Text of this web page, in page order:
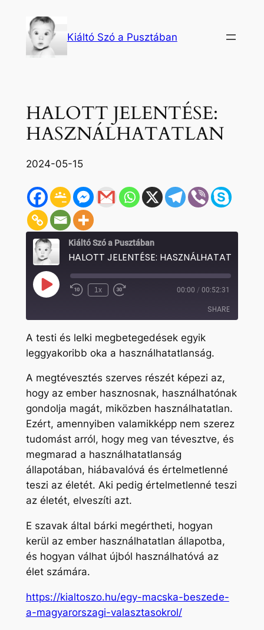
tartalomhoz
Kiáltó Szó a Pusztában
HALOTT JELENTÉSE:
HASZNÁLHATATLAN
2024-05-15
Kiáltó Szó a Pusztában
HALOTT JELENTÉSE: HASZNÁLHATATLAN
Play
Episode Rewind
1x
Fast
seconds
00:00 / 00:52:31
SHARE
SHARE
EMBED
A testi és lelki megbetegedések egyik
leggyakoribb oka a használhatatlanság.
A megtévesztés szerves részét képezi az,
hogy az ember hasznosnak, használhatónak
gondolja magát, miközben használhatatlan.
Ezért, amennyiben valamikképp nem szerez
tudomást arról, hogy meg van tévesztve, és
megmarad a használhatatlanság
állapotában, hiábavalóvá és értelmetlenné
teszi az életét. Aki pedig értelmetlenné teszi
az életét, elveszíti azt.
E szavak által bárki megértheti, hogyan
kerül az ember használhatatlan állapotba,
és hogyan válhat újból használhatóvá az
élet számára.
https://kialtoszo.hu/egy-macska-beszede-
a-magyarorszagi-valasztasokrol/